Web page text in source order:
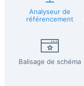
Analyseur de
référencement
Balisage de schéma